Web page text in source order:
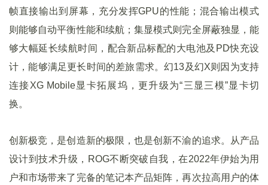
帧直接输出到屏幕，充分发挥GPU的性能；混合输出模式
则能够自动平衡性能和续航；集显模式则完全屏蔽独显，能
够大幅延长续航时间，配合新品标配的大电池及PD快充设
计，能够满足更长时间的差旅需求。幻13及幻X则因为支持
连接XG Mobile显卡拓展坞，更升级为“三显三模”显卡切
换。
创新极竞，是创造新的极限，也是创新不渝的追求。从产品
设计到技术升级，ROG不断突破自我，在2022年伊始为用
户和市场带来了完备的笔记本产品矩阵，再次拉高用户的体